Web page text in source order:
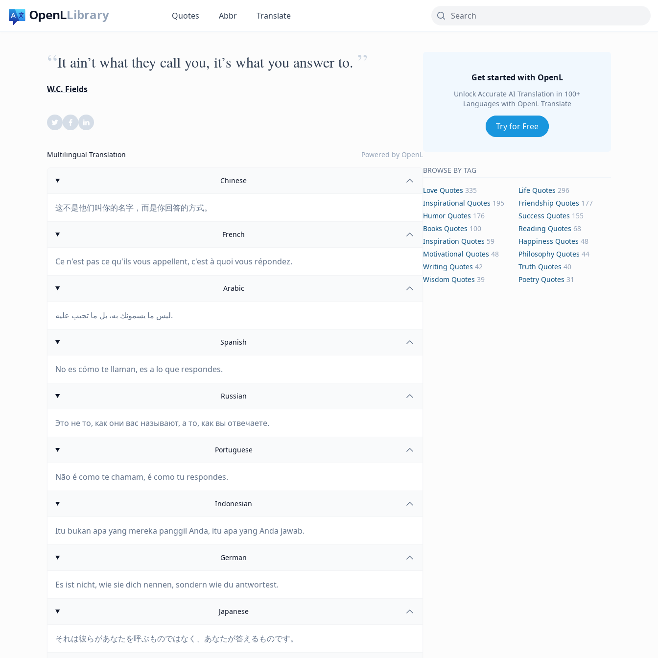
Library Quotes Abbr Translate
“It ain’t what they call you, it’s what you answer to. ”
W.C. Fields
Multilingual Translation Powered by OpenL
Chinese
这不是他们叫你的名字，而是你回答的方式。
French
Ce n'est pas ce qu'ils vous appellent, c'est à quoi vous répondez.
Arabic
ليس ما يسمونك به، بل ما تجيب عليه.
Spanish
No es cómo te llaman, es a lo que respondes.
Russian
Это не то, как они вас называют, а то, как вы отвечаете.
Portuguese
Não é como te chamam, é como tu respondes.
Indonesian
Itu bukan apa yang mereka panggil Anda, itu apa yang Anda jawab.
German
Es ist nicht, wie sie dich nennen, sondern wie du antwortest.
Japanese
それは彼らがあなたを呼ぶものではなく、あなたが答えるものです。
Get started with OpenL
Unlock Accurate AI Translation in 100+
Languages with OpenL Translate
Try for Free
BROWSE BY TAG
Love Quotes 335 Life Quotes 296
Inspirational Quotes 195 Friendship Quotes 177
Humor Quotes 176 Success Quotes 155
Books Quotes 100 Reading Quotes 68
Inspiration Quotes 59 Happiness Quotes 48
Motivational Quotes 48 Philosophy Quotes 44
Writing Quotes 42 Truth Quotes 40
Wisdom Quotes 39 Poetry Quotes 31